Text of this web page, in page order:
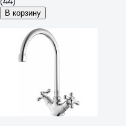
В корзину